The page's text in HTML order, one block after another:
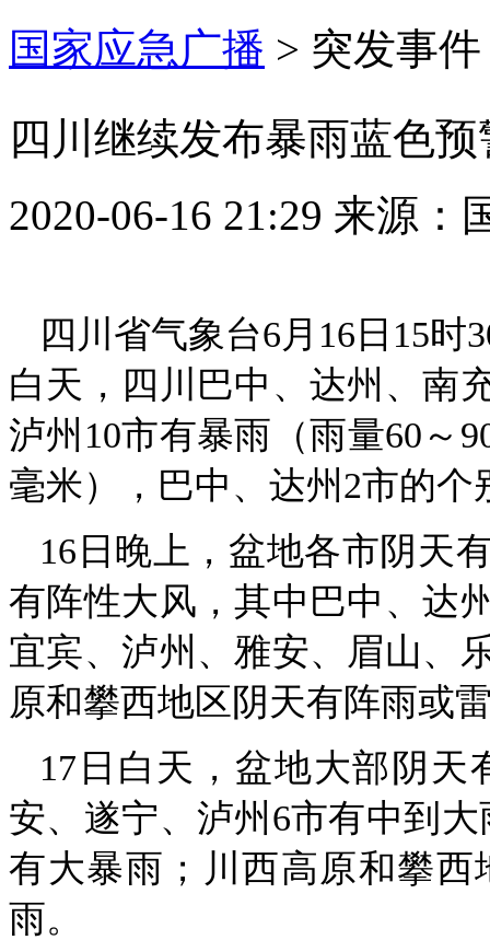
国家应急广播 > 突发事件
四川继续发布暴雨蓝色
2020-06-16 21:29 来源：
四川省气象台6月16日15
白天，四川巴中、达州、南
泸州10市有暴雨（雨量60～
毫米），巴中、达州2市的个
16日晚上，盆地各市阴天
有阵性大风，其中巴中、达
宜宾、泸州、雅安、眉山、
原和攀西地区阴天有阵雨或
17日白天，盆地大部阴
安、遂宁、泸州6市有中到
有大暴雨；川西高原和攀
雨。